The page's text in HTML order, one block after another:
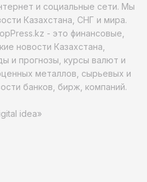
и социальные сети. Мы
Казахстана, СНГ и мира.
- это финансовые,
новости Казахстана,
и прогнозы, курсы валют и
металлов, сырьевых и
банков, бирж, компаний.
idea»